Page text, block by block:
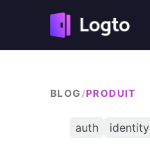
BLOG /PRODUIT
auth identity